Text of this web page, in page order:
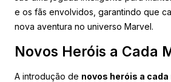
e os fãs envolvidos, garantindo que
nova aventura no universo Marvel.
Novos Heróis a Cada
A introdução de novos heróis a cada